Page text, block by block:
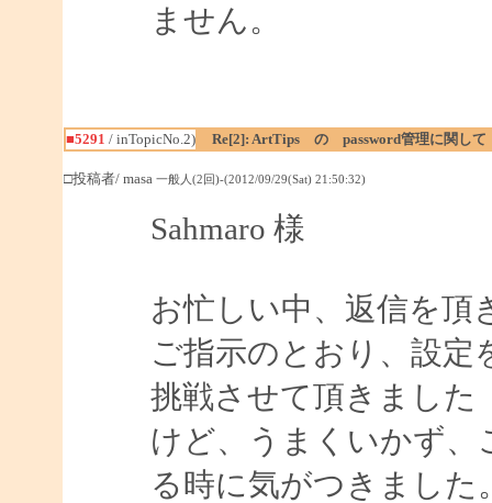
ません。
■5291 / inTopicNo.2) Re[2]: ArtTips の password管理に関して
□投稿者/ masa 一般人(2回)-(2012/09/29(Sat) 21:50:32)
Sahmaro 様
お忙しい中、返信を
ご指示のとおり、設定
挑戦させて頂きました
けど、うまくいかず、
る時に気がつきました